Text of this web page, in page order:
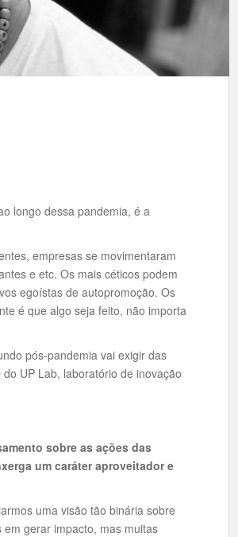
longo dessa pandemia, é a
empresas se movimentaram
e etc. Os mais céticos podem
egoístas de autopromoção. Os
é que algo seja feito, não importa
pós-pandemia vai exigir das
UP Lab, laboratório de inovação
sobre as ações das
um caráter aproveitador e
uma visão tão binária sobre
gerar impacto, mas muitas